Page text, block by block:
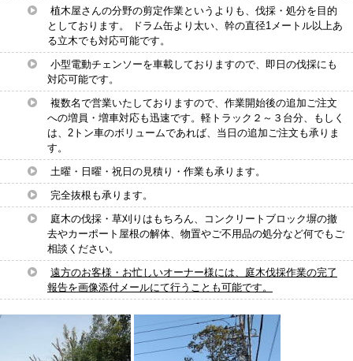
植木屋さんの分野の剪定作業というよりも、伐採・処分を目的
としております。 ドラム缶より太い、幹の直径1メートル以上あ
る立木でも対応可能です。
小型電動チェンソーを車載しておりますので、即日の伐採にも
対応可能です。
複数名で営業いたしておりますので、作業開始後の追加ご注文
への増員・増車対応も迅速です。軽トラック２～３台分、もしく
は、2トン車のボリュームであれば、当日の追加ご注文も承りま
す。
土曜・日曜・祝日の見積り・作業も承ります。
完全抜根も承ります。
庭木の伐採・草刈りはもちろん、コンクリートブロック塀の撤
去やカーポート屋根の解体、物置やご不用品の処分など何でもご
相談ください。
遠方のお客様・お忙しいオーナー様には、庭木伐採作業の完了
報告を画像添付メールにて行うことも可能です。